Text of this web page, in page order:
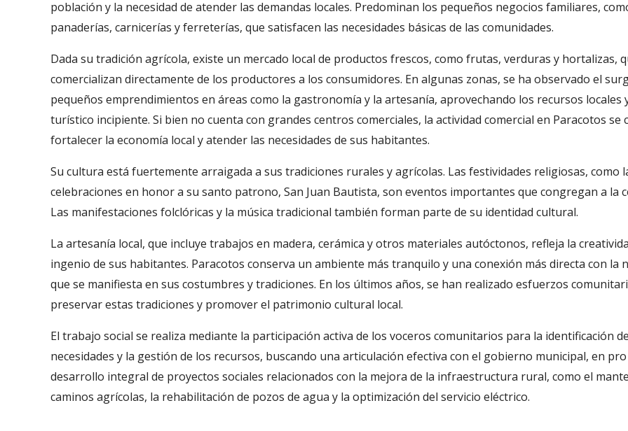
población y la necesidad de atender las demandas locales. Predominan los pequeños negocios familiares,
panaderías, carnicerías y ferreterías, que satisfacen las necesidades básicas de las comunidades.
Dada su tradición agrícola, existe un mercado local de productos frescos, como frutas, verduras y hortalizas,
comercializan directamente de los productores a los consumidores. En algunas zonas, se ha observado el
pequeños emprendimientos en áreas como la gastronomía y la artesanía, aprovechando los recursos locales
turístico incipiente. Si bien no cuenta con grandes centros comerciales, la actividad comercial en Paracotos se
fortalecer la economía local y atender las necesidades de sus habitantes.
Su cultura está fuertemente arraigada a sus tradiciones rurales y agrícolas. Las festividades religiosas, como
celebraciones en honor a su santo patrono, San Juan Bautista, son eventos importantes que congregan a la
Las manifestaciones folclóricas y la música tradicional también forman parte de su identidad cultural.
La artesanía local, que incluye trabajos en madera, cerámica y otros materiales autóctonos, refleja la
ingenio de sus habitantes. Paracotos conserva un ambiente más tranquilo y una conexión más directa con la
que se manifiesta en sus costumbres y tradiciones. En los últimos años, se han realizado esfuerzos
preservar estas tradiciones y promover el patrimonio cultural local.
El trabajo social se realiza mediante la participación activa de los voceros comunitarios para la identificación
necesidades y la gestión de los recursos, buscando una articulación efectiva con el gobierno municipal, en
desarrollo integral de proyectos sociales relacionados con la mejora de la infraestructura rural, como el
caminos agrícolas, la rehabilitación de pozos de agua y la optimización del servicio eléctrico.